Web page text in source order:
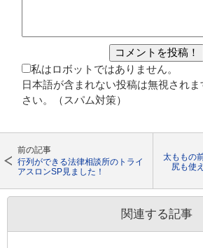
私はロボットではありません。
日本語が含まれない投稿は無視され
さい。（スパム対策）
前の記事
行列ができる法律相談所のトライ
アスロンSP見ました！
太ももの
尻も使
関連する記事